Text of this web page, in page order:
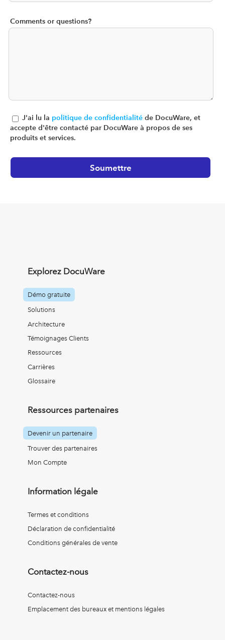
Comments or questions?
J'ai lu la politique de confidentialité de DocuWare, et
accepte d'être contacté par DocuWare à propos de ses
produits et services.
Explorez DocuWare
Démo gratuite
Solutions
Architecture
Témoignages Clients
Ressources
Carrières
Glossaire
Ressources partenaires
Devenir un partenaire
Trouver des partenaires
Mon Compte
Information légale
Termes et conditions
Déclaration de confidentialité
Conditions générales de vente
Contactez-nous
Contactez-nous
Emplacement des bureaux et mentions légales